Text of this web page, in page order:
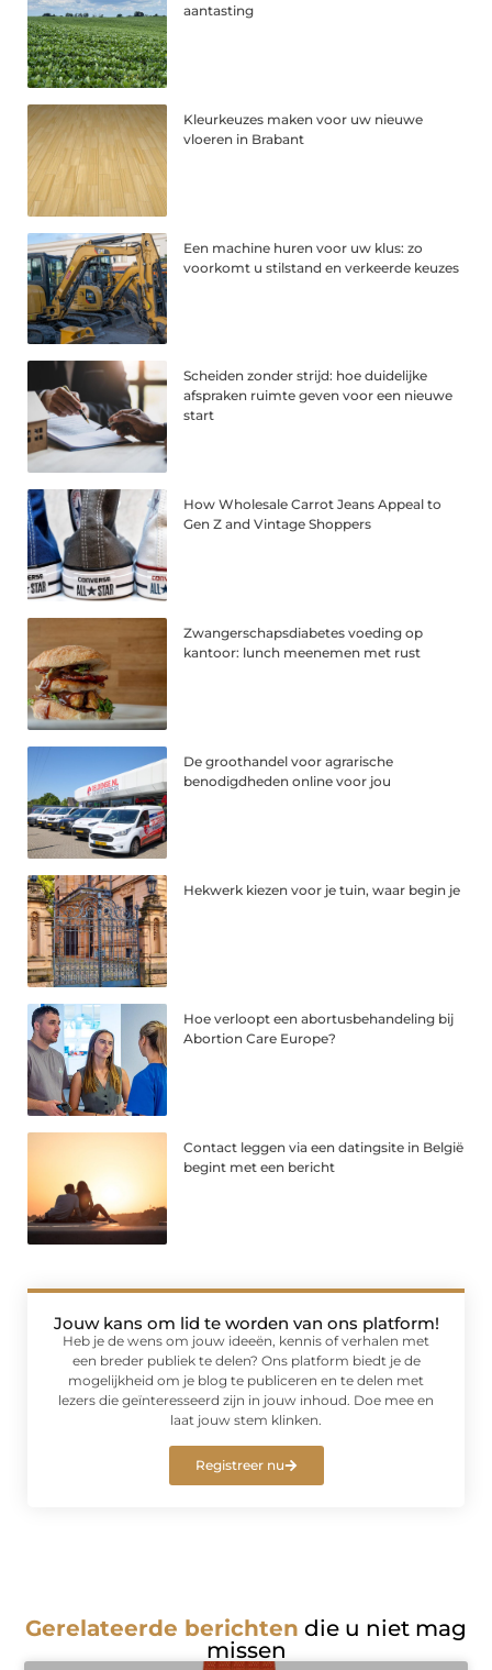
aantasting
Kleurkeuzes maken voor uw nieuwe
vloeren in Brabant
Een machine huren voor uw klus: zo
voorkomt u stilstand en verkeerde keuzes
Scheiden zonder strijd: hoe duidelijke
afspraken ruimte geven voor een nieuwe
start
How Wholesale Carrot Jeans Appeal to
Gen Z and Vintage Shoppers
Zwangerschapsdiabetes voeding op
kantoor: lunch meenemen met rust
De groothandel voor agrarische
benodigdheden online voor jou
Hekwerk kiezen voor je tuin, waar begin je
Hoe verloopt een abortusbehandeling bij
Abortion Care Europe?
Contact leggen via een datingsite in België
begint met een bericht
Jouw kans om lid te worden van ons platform!
Heb je de wens om jouw ideeën, kennis of verhalen met
een breder publiek te delen? Ons platform biedt je de
mogelijkheid om je blog te publiceren en te delen met
lezers die geïnteresseerd zijn in jouw inhoud. Doe mee en
laat jouw stem klinken.
Registreer nu
Gerelateerde berichten die u niet mag
missen